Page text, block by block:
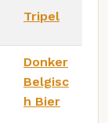
Tripel
Donker
Belgisc
h Bier